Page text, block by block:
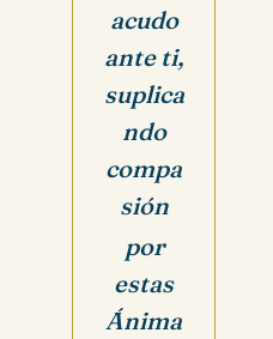
acudo
ante ti,
suplica
ndo
compa
sión
por
estas
Ánima